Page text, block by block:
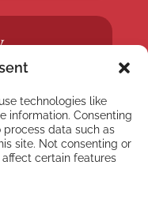
technologies like
information. Consenting
data such as
site. Not consenting or
certain features